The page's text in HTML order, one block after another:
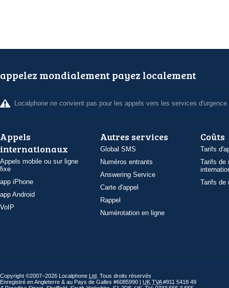
appelez mondialement payez localement
Localphone ne convient pas pour les appels vers les services d'urgence
Appels
internationaux
Appels mobile ou sur ligne
fixe
app iPhone
app Android
VoIP
Autres services
Global SMS
Numéros entrants
Answering Service
Carte d'appel
Rappel
Numérotation en ligne
Coûts
Tarifs
Tarifs de
Tarifs de
Copyright ©2007–2026 Localphone Ltd . Tous droits réservés
Enregistré en Angleterre & au Pays de Galles #6085990 | UK TVA#911 5418 49